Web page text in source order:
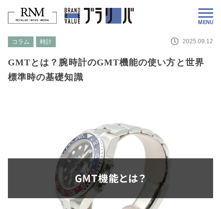
コラム 時計 2025.09.12
GMTとは？腕時計のGMT機能の使い方と世界
標準時の基礎知識